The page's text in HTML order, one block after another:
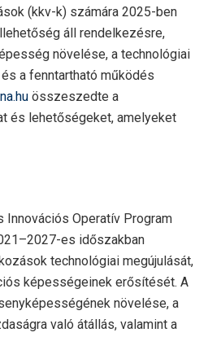
(kkv-k) számára 2025-ben
áll rendelkezésre,
növelése, a technológiai
a fenntartható működés
összeszedte a
és lehetőségeket, amelyeket
Operatív Program
es időszakban
technológiai megújulását,
képességeinek erősítését. A
növelése, a
való átállás, valamint a